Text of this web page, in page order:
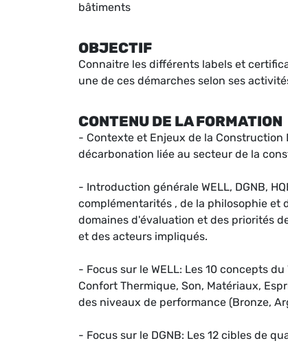
bâtiments
OBJECTIF
Connaitre les différents labels et
une de ces démarches selon ses
CONTENU DE LA FORMATION
- Contexte et Enjeux de la Construction
décarbonation liée au secteur de la
- Introduction générale WELL, DGNB,
complémentarités , de la philosophie et
domaines d'évaluation et des priorités
et des acteurs impliqués.
- Focus sur le WELL: Les 10 concepts
Confort Thermique, Son, Matériaux,
des niveaux de performance (Bronze,
- Focus sur le DGNB: Les 12 cibles de